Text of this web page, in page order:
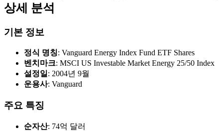
상세 분석
기본 정보
정식 명칭: Vanguard Energy Index Fund ETF Shares
벤치마크: MSCI US Investable Market Energy 25/50 Index
설정일 : 2004년 9월
운용사: Vanguard
주요 특징
순자산: 74억 달러